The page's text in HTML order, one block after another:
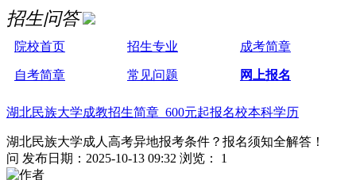
招生问答
院校首页 招生专业 成考简章
自考简章 常见问题 网上报名
湖北民族大学成教招生简章 600元起报名校本科学历
湖北民族大学成人高考异地报考条件？报名须知全解答！
问 发布日期：2025-10-13 09:32 浏览： 1